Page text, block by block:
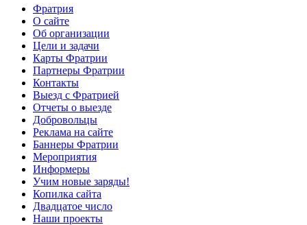
Фратрия
О сайте
Об организации
Цели и задачи
Карты Фратрии
Партнеры Фратрии
Контакты
Выезд с Фратрией
Отчеты о выезде
Добровольцы
Реклама на сайте
Баннеры Фратрии
Мероприятия
Информеры
Учим новые заряды!
Копилка сайта
Двадцатое число
Наши проекты